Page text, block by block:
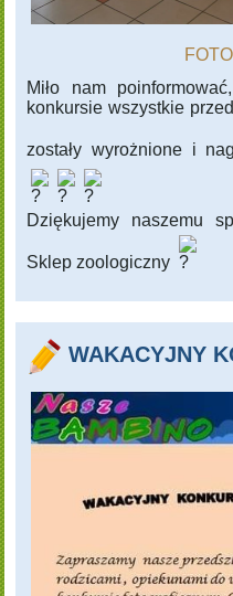
Miło nam
konkursie wszystkie
zostały wyrożnione i
Dziękujemy naszemu
Sklep zoologiczny
WAKACYJNY